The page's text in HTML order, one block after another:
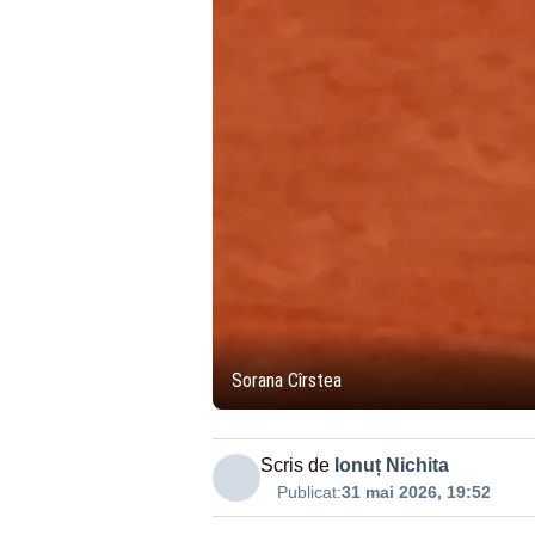
Sorana Cîrstea
Scris de Ionuț Nichita
Publicat:31 mai 2026, 19:52